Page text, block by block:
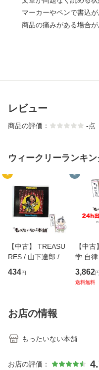
マーカーやペンで書込が
商品の痛みがある場合が
レビュー
商品の評価： -点
ウィークリーランキン
1
【中古】 TREASU
RES / 山下達郎 /
イーストウエス
ト・ジャパン [CD]
434円
2
【中
学 自律
専門職
ジメン
3,862円
送料無料
お店の情報
もったいない本舗
お店の評価：